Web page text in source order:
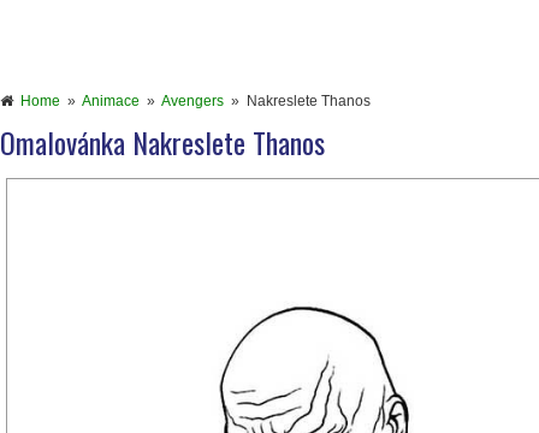
Home » Animace » Avengers » Nakreslete Thanos
Omalovánka Nakreslete Thanos